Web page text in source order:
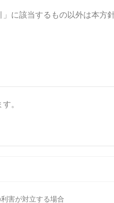
に該当するもの以外は本方
。
害が対立する場合